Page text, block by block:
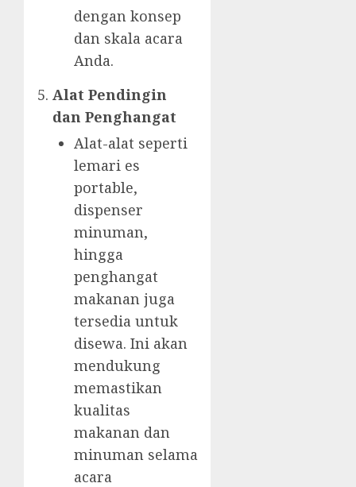
dengan konsep
dan skala acara
Anda.
Alat Pendingin
dan Penghangat
Alat-alat seperti
lemari es
portable,
dispenser
minuman,
hingga
penghangat
makanan juga
tersedia untuk
disewa. Ini akan
mendukung
memastikan
kualitas
makanan dan
minuman selama
acara